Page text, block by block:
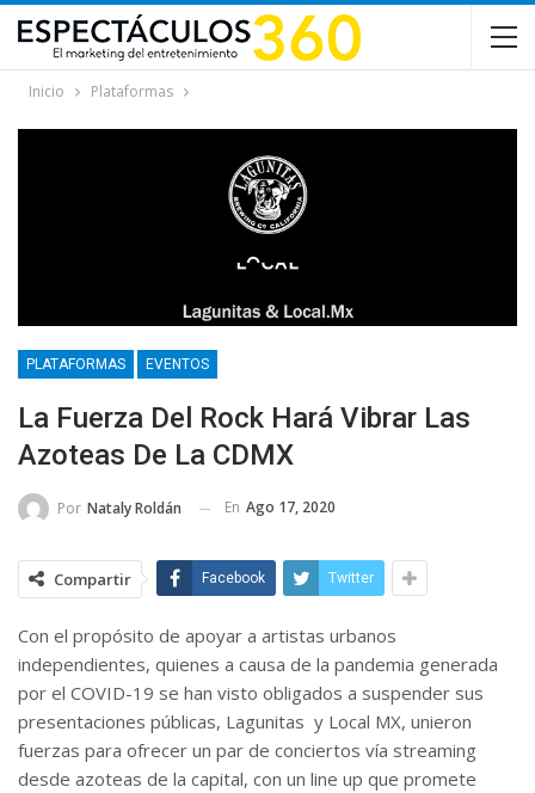
Inicio Plataformas
PLATAFORMAS EVENTOS
La Fuerza Del Rock Hará Vibrar Las
Azoteas De La CDMX
Por Nataly Roldán En Ago 17, 2020
Compartir Facebook Twitter
Con el propósito de apoyar a artistas urbanos
independientes, quienes a causa de la pandemia generada
por el COVID-19 se han visto obligados a suspender sus
presentaciones públicas, Lagunitas y Local MX, unieron
fuerzas para ofrecer un par de conciertos vía streaming
desde azoteas de la capital, con un line up que promete